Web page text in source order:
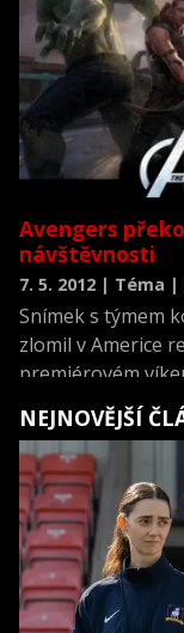
Avengers
návštěvnosti
7. 5. 2012 | Téma |
Snímek s týmem
zlomil v Americe
premiérovém
vstupném 200,3
Vyplývá to z
NEJNOVĚJŠÍ